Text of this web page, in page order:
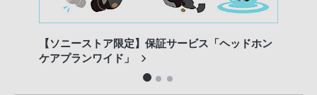
【ソニーストア限定】保証サービス「ヘッドホン
ケアプランワイド」